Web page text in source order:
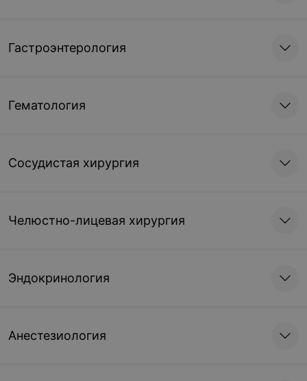
Гастроэнтерология
Гематология
Сосудистая хирургия
Челюстно-лицевая хирургия
Эндокринология
Анестезиология